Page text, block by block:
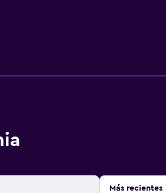
Ordenar por:
Más recientes